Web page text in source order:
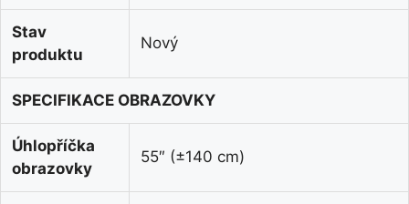
Stav
produktu
Nový
SPECIFIKACE OBRAZOVKY
Úhlopříčka
obrazovky
55″ (±140 cm)